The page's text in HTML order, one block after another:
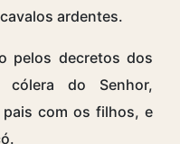
ardentes.
pelos decretos dos
do Senhor,
com os filhos, e